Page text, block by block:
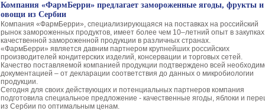
Компания «ФармБерри» предлагает замороженные ягоды, фрукты и
овощи из Сербии
Компания «ФармБерри», специализирующаяся на поставках на российский
рынок замороженных продуктов, имеет более чем 10–летний опыт в закупках
качественной замороженной продукции в различных странах.
«ФармБерри» является давним партнером крупнейших российских
производителей кондитерских изделий, консервации и торговых сетей.
Качество поставляемой компанией продукции подтверждено всей
документацией – от декларации соответствия до данных о микробиологии
продукции.
Сегодня для своих действующих и потенциальных партнеров компания
подготовила специальное предложение - качественные ягоды, яблоки и
из Сербии по оптимальным ценам.